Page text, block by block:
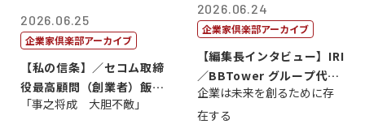
2026.06.25
企業家倶楽部アーカイブ
【私の信条】／セコム取締
役最高顧問（創業者）飯田
亮
「事之将成 大胆不敵」
2026.06.24
企業家倶楽部アーカイブ
【編集長インタビュー】IRI
／BBTower グループ代表
藤...
企業は未来を創るために存
在する